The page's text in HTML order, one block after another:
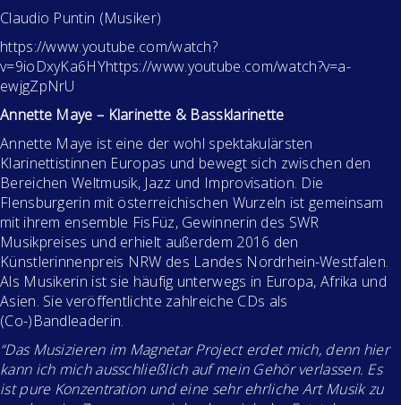
Claudio Puntin (Musiker)
https://www.youtube.com/watch?
v=9ioDxyKa6HYhttps://www.youtube.com/watch?v=a-
ewjgZpNrU
Annette Maye – Klarinette & Bassklarinette
Annette Maye ist eine der wohl spektakulärsten
Klarinettistinnen Europas und bewegt sich zwischen den
Bereichen Weltmusik, Jazz und Improvisation. Die
Flensburgerin mit österreichischen Wurzeln ist gemeinsam
mit ihrem ensemble FisFüz, Gewinnerin des SWR
Musikpreises und erhielt außerdem 2016 den
Künstlerinnenpreis NRW des Landes Nordrhein-Westfalen.
Als Musikerin ist sie häufig unterwegs in Europa, Afrika und
Asien. Sie veröffentlichte zahlreiche CDs als
(Co-)Bandleaderin.
“Das Musizieren im Magnetar Project erdet mich, denn hier
kann ich mich ausschließlich auf mein Gehör verlassen. Es
ist pure Konzentration und eine sehr ehrliche Art Musik zu